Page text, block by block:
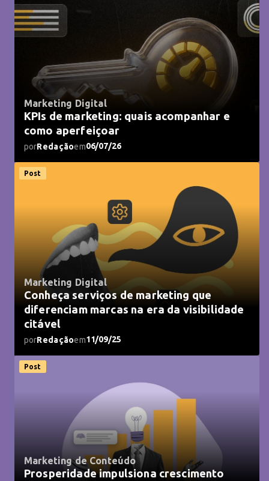
Marketing Digital
KPIs de marketing: quais acompanhar e
como aperfeiçoar
porRedaçãoem06/07/26
Marketing Digital
Conheça serviços de marketing que
diferenciam marcas na era da visibilidade
citável
porRedaçãoem11/09/25
Post
Marketing de Conteúdo
Prosperidade impulsiona crescimento
Post